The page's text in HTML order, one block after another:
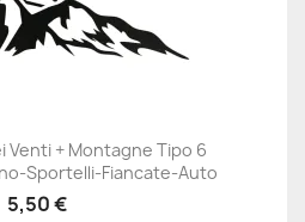
Venti + Montagne Tipo 6
Sportelli-Fiancate-Auto
5,50 €